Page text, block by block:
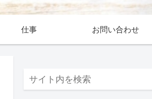
仕事 お問い合わせ